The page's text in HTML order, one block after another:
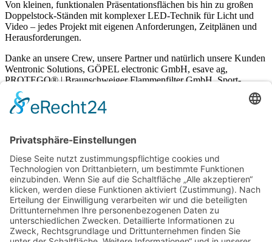
Von kleinen, funktionalen Präsentationsflächen bis hin zu großen
Doppelstock-Ständen mit komplexer LED-Technik für Licht und
Video – jedes Projekt mit eigenen Anforderungen, Zeitplänen und
Herausforderungen.
Danke an unsere Crew, unsere Partner und natürlich unsere Kunden
Wentronic Solutions, GÖPEL electronic GmbH, esave ag,
PROTEGO® | Braunschweiger Flammenfilter GmbH, Sport-
Thieme GmbH, smartmicro, TEMA Technologie Marketing AG für
das Vertrauen und die großartige Zusammenarbeit.
Everpharma